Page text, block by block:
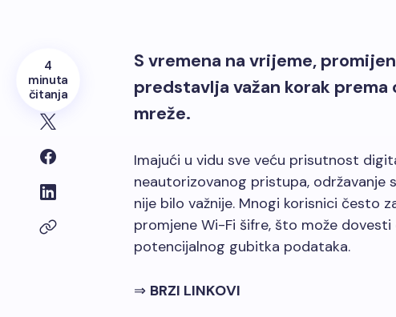
4
minuta
čitanja
S vremena na vrijeme,
predstavlja važan korak
mreže.
Imajući u vidu sve veću prisutnost
neautorizovanog pristupa, održavanje
nije bilo važnije. Mnogi korisnici često
promjene Wi-Fi šifre, što može
potencijalnog gubitka podataka.
⇒ BRZI LINKOVI